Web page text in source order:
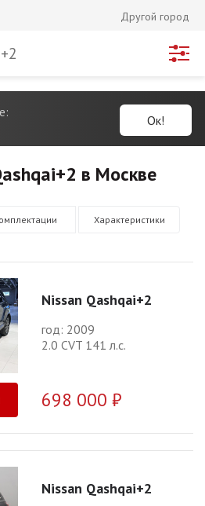
Другой город
Ок!
в Москве
Характеристики
Nissan Qashqai+2
год: 2009
2.0 CVT 141 л.с.
698 000 ₽
Nissan Qashqai+2